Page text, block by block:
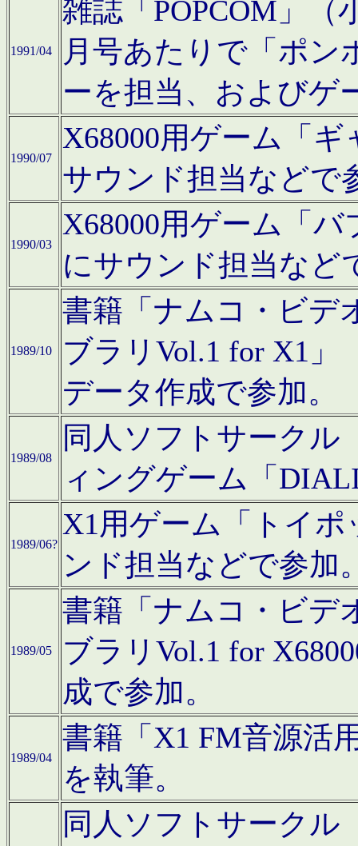
1991/04
雑誌「POPCOM」（
月号あたりで「ポン
ーを担当、およびゲ
1990/07
X68000用ゲーム「
サウンド担当などで
1990/03
X68000用ゲーム「
にサウンド担当など
1989/10
書籍「ナムコ・ビデ
ブラリVol.1 for X1」
データ作成で参加。
1989/08
同人ソフトサークル
ィングゲーム「
1989/06?
X1用ゲーム「トイ
ンド担当などで参加
1989/05
書籍「ナムコ・ビデ
ブラリVol.1 for
成で参加。
1989/04
書籍「X1 FM音源活
を執筆。
同人ソフトサークル